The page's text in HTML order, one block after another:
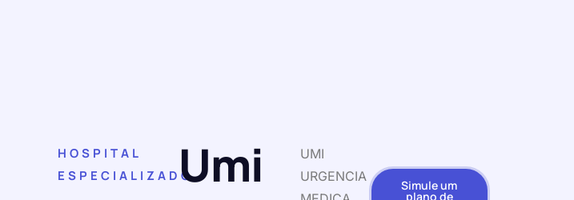
HOSPITAL
ESPECIALIZADOUmi
UMI
URGENCIA
Simule um
plano de